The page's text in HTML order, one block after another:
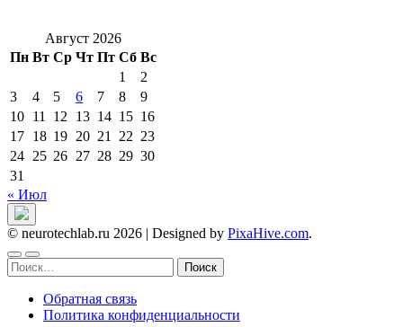
Август 2026
Пн Вт Ср Чт Пт Сб Вс
1
2
3
4 5 6 7 8
9
10 11 12 13 14 15 16
17 18 19 20 21 22 23
24 25 26 27 28 29 30
31
« Июл
© neurotechlab.ru 2026 | Designed by PixaHive.com.
Найти:
Обратная связь
Политика конфиденциальности